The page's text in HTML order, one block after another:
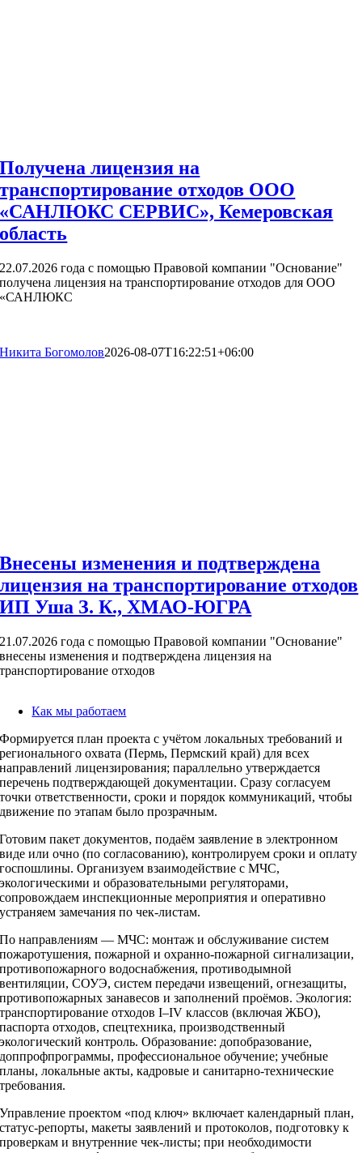
Получена лицензия на
транспортирование отходов ООО
«САНЛЮКС СЕРВИС», Кемеровская
область
22.07.2026 года с помощью Правовой компании "Основание"
получена лицензия на транспортирование отходов для ООО
«САНЛЮКС
Никита Богомолов2026-08-07T16:22:51+06:00
Внесены изменения и подтверждена
лицензия на транспортирование отходов
ИП Уша З. К., ХМАО-ЮГРА
21.07.2026 года с помощью Правовой компании "Основание"
внесены изменения и подтверждена лицензия на
транспортирование отходов
Как мы работаем
Формируется план проекта с учётом локальных требований и
регионального охвата (Пермь, Пермский край) для всех
направлений лицензирования; параллельно утверждается
перечень подтверждающей документации. Сразу согласуем
точки ответственности, сроки и порядок коммуникаций, чтобы
движение по этапам было прозрачным.
Готовим пакет документов, подаём заявление в электронном
виде или очно (по согласованию), контролируем сроки и оплату
госпошлины. Организуем взаимодействие с МЧС,
экологическими и образовательными регуляторами,
сопровождаем инспекционные мероприятия и оперативно
устраняем замечания по чек‑листам.
По направлениям — МЧС: монтаж и обслуживание систем
пожаротушения, пожарной и охранно‑пожарной сигнализации,
противопожарного водоснабжения, противодымной
вентиляции, СОУЭ, систем передачи извещений, огнезащиты,
противопожарных занавесов и заполнений проёмов. Экология:
транспортирование отходов I–IV классов (включая ЖБО),
паспорта отходов, спецтехника, производственный
экологический контроль. Образование: допобразование,
доппрофпрограммы, профессиональное обучение; учебные
планы, локальные акты, кадровые и санитарно‑технические
требования.
Управление проектом «под ключ» включает календарный план,
статус‑репорты, макеты заявлений и протоколов, подготовку к
проверкам и внутренние чек‑листы; при необходимости